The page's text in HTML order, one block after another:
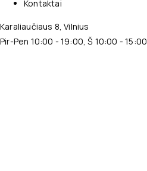
Kontaktai
Karaliaučiaus 8, Vilnius
Pir-Pen 10:00 - 19:00, Š 10:00 - 15:00